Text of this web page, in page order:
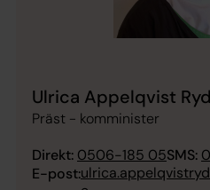
Ulrica Appelqvist
Präst - komminister
Direkt: 0506-185 05SMS:
E-post: